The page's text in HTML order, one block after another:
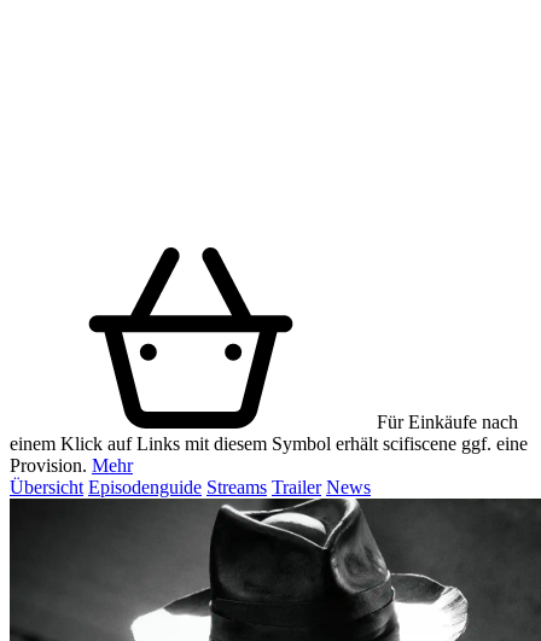
Für Einkäufe nach
einem Klick auf Links mit diesem Symbol erhält scifiscene ggf. eine
Provision. Mehr
Übersicht Episodenguide Streams Trailer News